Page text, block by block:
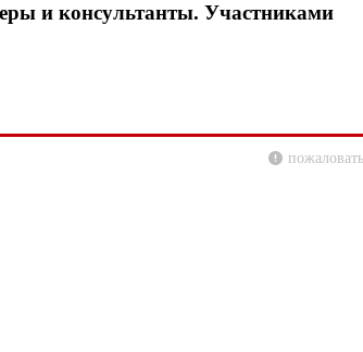
и консультанты. Участниками